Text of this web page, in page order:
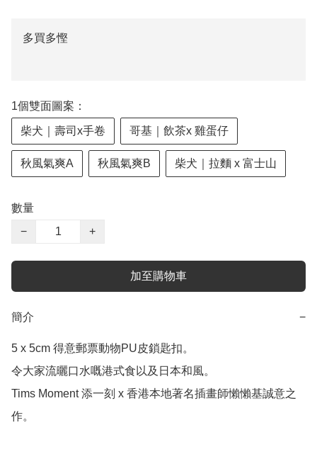
多買多慳
1個雙面圖案：
柴犬｜壽司x手卷 哥基｜飲茶x 雞蛋仔
秋風氣爽A 秋風氣爽B 柴犬｜拉麵 x 富士山
數量
−
+
加至購物車
簡介 −
5 x 5cm 得意郵票動物PU皮鎖匙扣。
令大家流曬口水嘅港式食以及日本和風。
Tims Moment 添一刻 x 香港本地著名插畫師懶懶基誠意之
作。